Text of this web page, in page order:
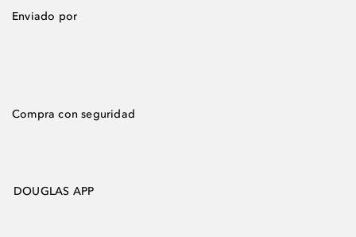
Enviado por
Compra con seguridad
DOUGLAS APP